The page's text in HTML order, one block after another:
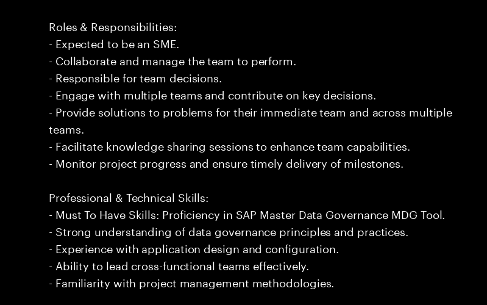
Roles & Responsibilities:
- Expected to be an SME.
- Collaborate and manage the team to perform.
- Responsible for team decisions.
- Engage with multiple teams and contribute on key decisions.
- Provide solutions to problems for their immediate team and across multiple
teams.
- Facilitate knowledge sharing sessions to enhance team capabilities.
- Monitor project progress and ensure timely delivery of milestones.
Professional & Technical Skills:
- Must To Have Skills: Proficiency in SAP Master Data Governance MDG Tool.
- Strong understanding of data governance principles and practices.
- Experience with application design and configuration.
- Ability to lead cross-functional teams effectively.
- Familiarity with project management methodologies.